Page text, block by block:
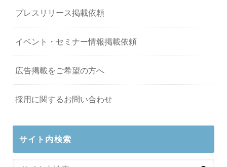
プレスリリース掲載依頼
イベント・セミナー情報掲載依頼
広告掲載をご希望の方へ
採用に関するお問い合わせ
サイト内検索